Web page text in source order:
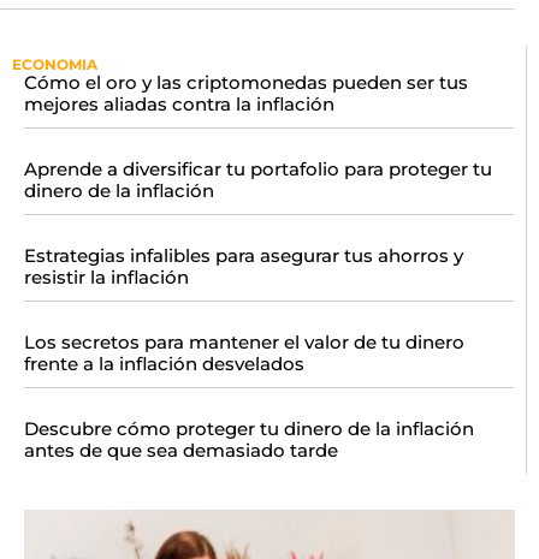
ECONOMIA
Cómo el oro y las criptomonedas pueden ser tus
mejores aliadas contra la inflación
Aprende a diversificar tu portafolio para proteger tu
dinero de la inflación
Estrategias infalibles para asegurar tus ahorros y
resistir la inflación
Los secretos para mantener el valor de tu dinero
frente a la inflación desvelados
Descubre cómo proteger tu dinero de la inflación
antes de que sea demasiado tarde